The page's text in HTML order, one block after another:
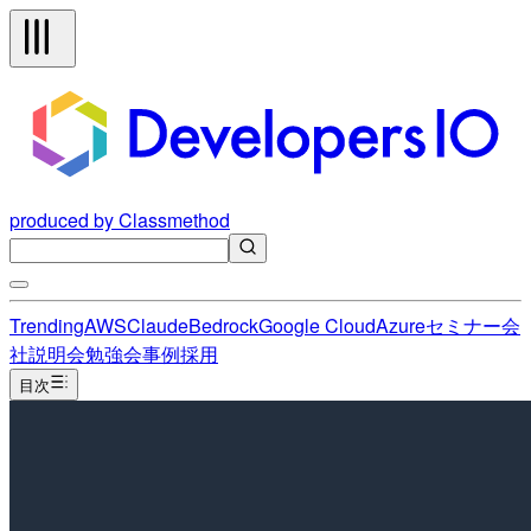
produced by Classmethod
TrendingAWSClaudeBedrockGoogle CloudAzureセミナー会
社説明会勉強会事例採用
目次